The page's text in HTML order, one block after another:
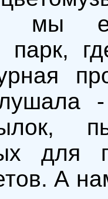
мы
парк,
для
А